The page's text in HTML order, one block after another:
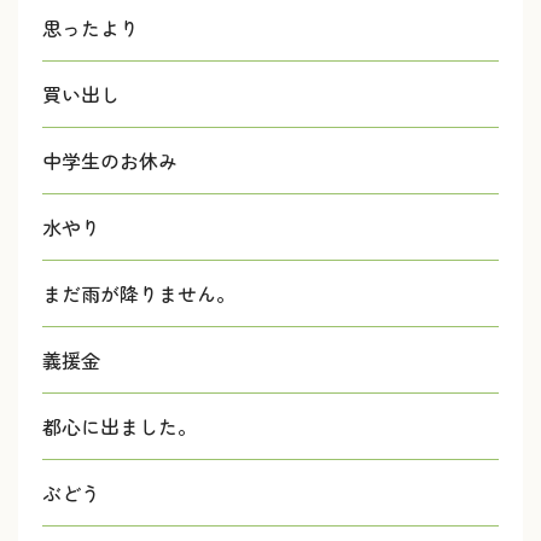
思ったより
買い出し
中学生のお休み
水やり
まだ雨が降りません。
義援金
都心に出ました。
ぶどう